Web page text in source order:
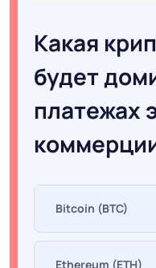
Какая
будет
платежах
Bitcoin (BTC)
Ethereum (ETH)